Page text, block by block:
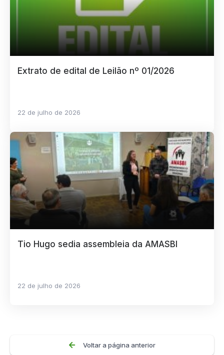
Extrato de edital de Leilão nº 01/2026
22 de julho de 2026
Tio Hugo sedia assembleia da AMASBI
22 de julho de 2026
Voltar a página anterior